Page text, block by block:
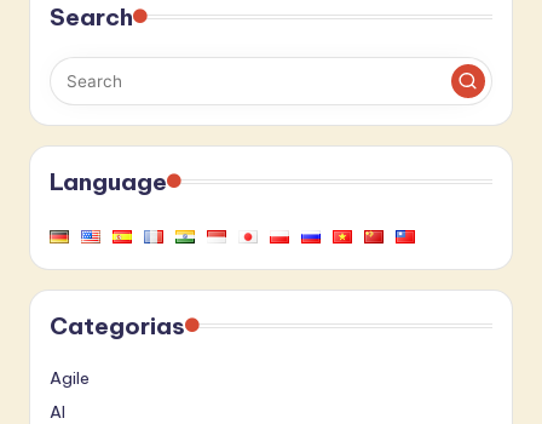
Search
Language
Categorias
Agile
AI